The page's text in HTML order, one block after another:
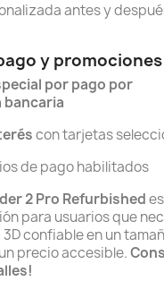
antes y
y promociones
por pago por
con tarjetas
de pago habilitados
2 Pro Refurbished
para usuarios que
confiable en un
precio accesible.